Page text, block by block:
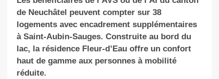
de Neuchâtel peuvent compter sur 38
logements avec encadrement supplémentaires
à Saint-Aubin-Sauges. Construite au bord du
lac, la résidence Fleur-d’Eau offre un confort
haut de gamme aux personnes à mobilité
réduite.